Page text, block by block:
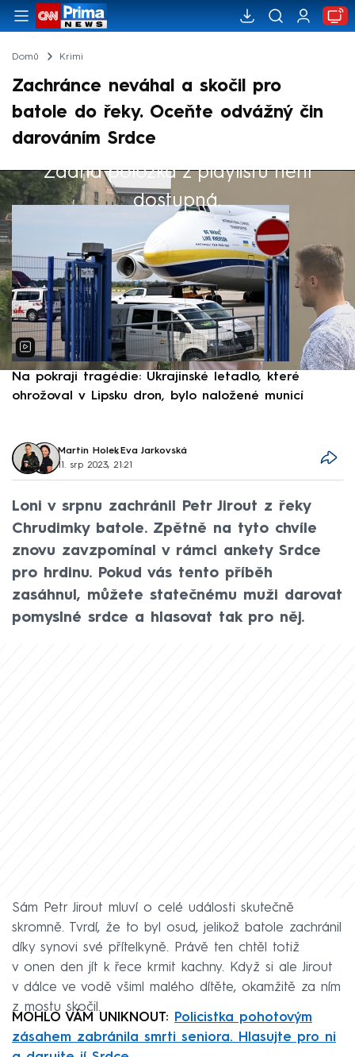
Domů Krimi
Zachránce neváhal a skočil pro
batole do řeky. Oceňte odvážný čin
darováním Srdce
Žádná položka z playlistu není
dostupná.
Výběr redakce
Na pokraji tragédie: Ukrajinské letadlo, které
ohrožoval v Lipsku dron, bylo naložené municí
Martin Holek, Eva Jarkovská
11. srp 2023, 21:21
Loni v srpnu zachránil Petr Jirout z řeky
Chrudimky batole. Zpětně na tyto chvíle
znovu zavzpomínal v rámci ankety Srdce
pro hrdinu. Pokud vás tento příběh
zasáhnul, můžete statečnému muži darovat
pomyslné srdce a hlasovat tak pro něj.
Sám Petr Jirout mluví o celé události skutečně
skromně. Tvrdí, že to byl osud, jelikož batole zachránil
díky synovi své přítelkyně. Právě ten chtěl totiž
v onen den jít k řece krmit kachny. Když si ale Jirout
v dálce ve vodě všiml malého dítěte, okamžitě za ním
z mostu skočil.
MOHLO VÁM UNIKNOUT:
Policistka pohotovým
zásahem zabránila smrti seniora. Hlasujte pro ni